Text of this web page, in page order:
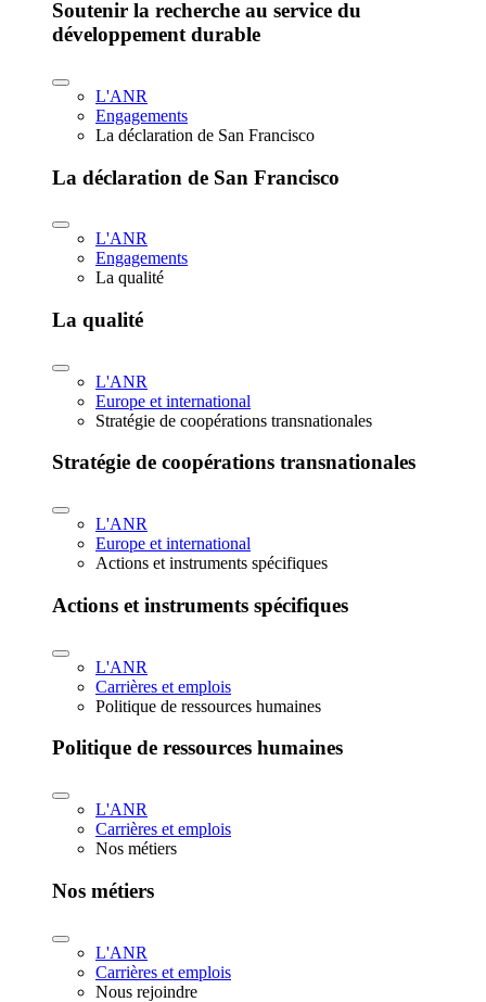
Soutenir la recherche au service du
développement durable
L'ANR
Engagements
La déclaration de San Francisco
La déclaration de San Francisco
L'ANR
Engagements
La qualité
La qualité
L'ANR
Europe et international
Stratégie de coopérations transnationales
Stratégie de coopérations transnationales
L'ANR
Europe et international
Actions et instruments spécifiques
Actions et instruments spécifiques
L'ANR
Carrières et emplois
Politique de ressources humaines
Politique de ressources humaines
L'ANR
Carrières et emplois
Nos métiers
Nos métiers
L'ANR
Carrières et emplois
Nous rejoindre